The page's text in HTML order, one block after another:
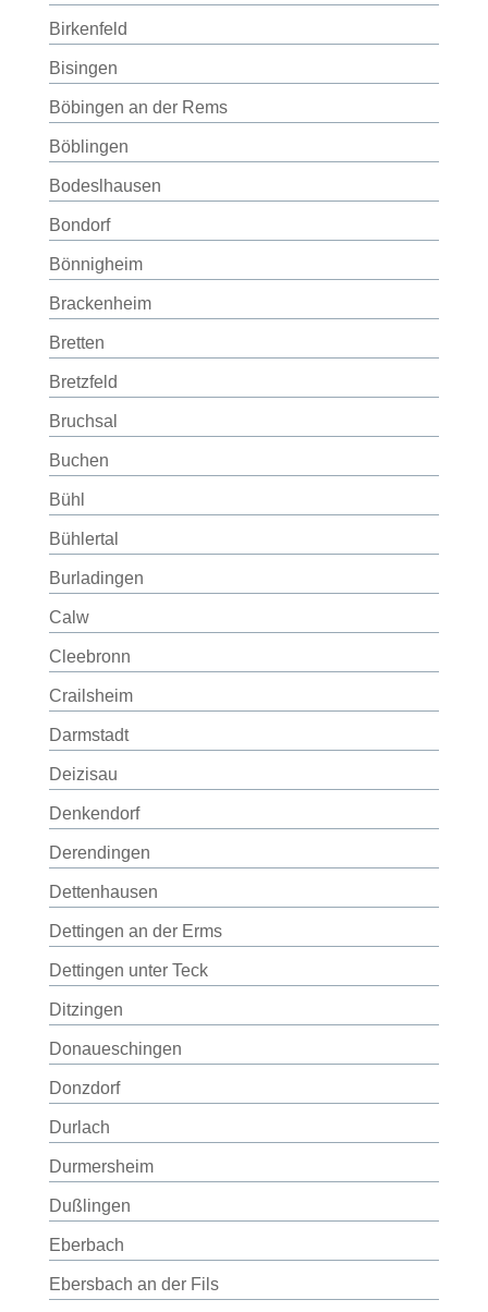
Birkenfeld
Bisingen
Böbingen an der Rems
Böblingen
Bodeslhausen
Bondorf
Bönnigheim
Brackenheim
Bretten
Bretzfeld
Bruchsal
Buchen
Bühl
Bühlertal
Burladingen
Calw
Cleebronn
Crailsheim
Darmstadt
Deizisau
Denkendorf
Derendingen
Dettenhausen
Dettingen an der Erms
Dettingen unter Teck
Ditzingen
Donaueschingen
Donzdorf
Durlach
Durmersheim
Dußlingen
Eberbach
Ebersbach an der Fils